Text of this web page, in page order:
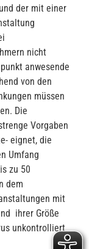
der mit einer
nicht
anwesende
von den
müssen
Die
Vorgaben
eignet, die
Umfang
zu 50
dem
mit
ihrer Größe
unkontrolliert